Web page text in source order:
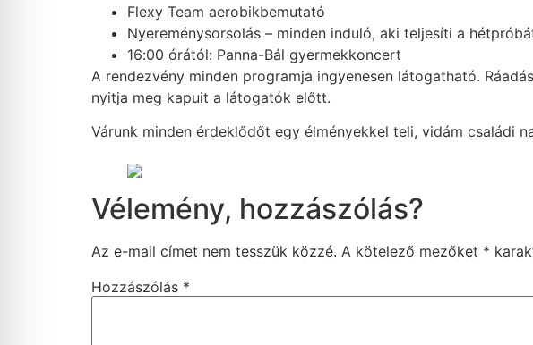
Flexy Team aerobikbemutató
Nyereménysorsolás – minden induló, aki teljesíti a
16:00 órától: Panna-Bál gyermekkoncert
A rendezvény minden programja ingyenesen látogatható.
nyitja meg kapuit a látogatók előtt.
Várunk minden érdeklődőt egy élményekkel teli, vidám családi
Vélemény, hozzászólás?
Az e-mail címet nem tesszük közzé. A kötelező mezőket *
Hozzászólás *